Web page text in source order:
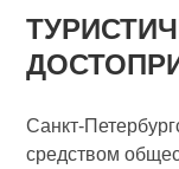
Санкт-
средством